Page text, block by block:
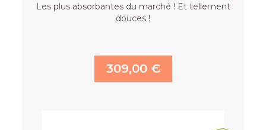
Les plus absorbantes du marché ! Et tellement
douces !
309,00 €